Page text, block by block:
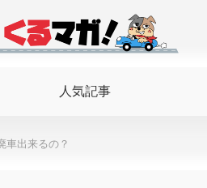
人気記事
車出来るの？